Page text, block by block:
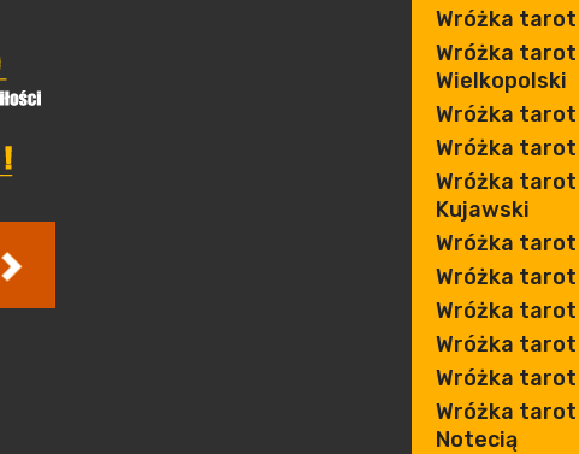
Wróżka tarot
Wróżka
Wielkopolski
Wróżka
Wróżka
Wróżka
Kujawski
Wróżka tarot
Wróżka tarot
Wróżka tarot
Wróżka tarot
Wróżka
Wróżka tarot
Notecią